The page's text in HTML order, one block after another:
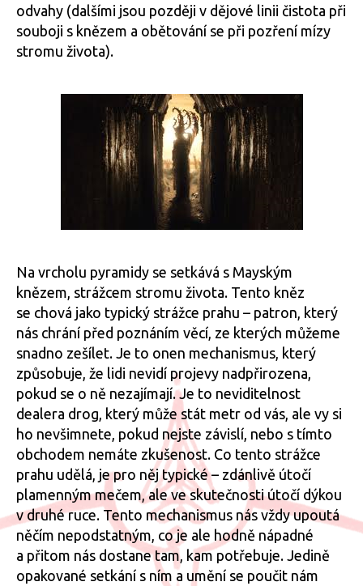
odvahy (dalšími jsou později v dějové linii čistota při
souboji s knězem a obětování se při pozření mízy
stromu života).
Na vrcholu pyramidy se setkává s Mayským
knězem, strážcem stromu života. Tento kněz
se chová jako typický strážce prahu – patron, který
nás chrání před poznáním věcí, ze kterých můžeme
snadno zešílet. Je to onen mechanismus, který
způsobuje, že lidi nevidí projevy nadpřirozena,
pokud se o ně nezajímají. Je to neviditelnost
dealera drog, který může stát metr od vás, ale vy si
ho nevšimnete, pokud nejste závislí, nebo s tímto
obchodem nemáte zkušenost. Co tento strážce
prahu udělá, je pro něj typické – zdánlivě útočí
plamenným mečem, ale ve skutečnosti útočí dýkou
v druhé ruce. Tento mechanismus nás vždy upoutá
něčím nepodstatným, co je ale hodně nápadné
a přitom nás dostane tam, kam potřebuje. Jedině
opakované setkání s ním a umění se poučit nám